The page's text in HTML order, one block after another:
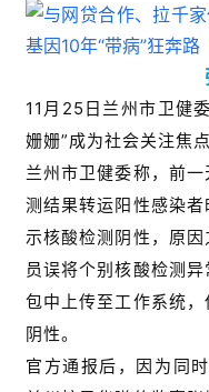
11月25日兰州市卫健
姗姗”成为社会关注焦点
兰州市卫健委称，前
测结果转运阳性感染
示核酸检测阴性，原
员误将个别核酸检测
包中上传至工作系统
阴性。
官方通报后，因为同